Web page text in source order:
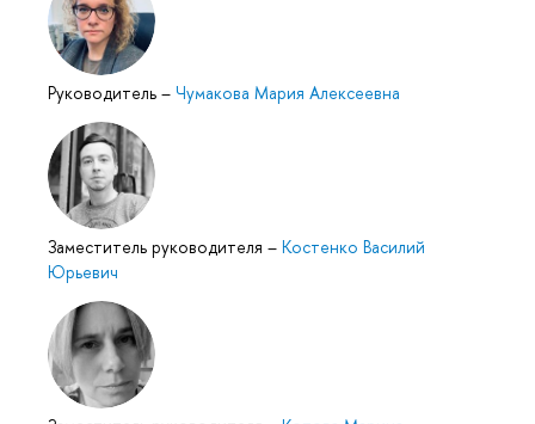
Руководитель – Чумакова Мария Алексеевна
Заместитель руководителя – Костенко Василий
Юрьевич